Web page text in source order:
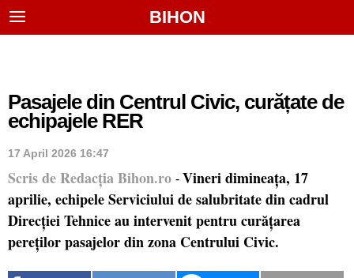
BIHON
Pasajele din Centrul Civic, curățate de
echipajele RER
17 April 2026 16:47
Scris de Redacția Bihon.ro - Vineri dimineața, 17
aprilie, echipele Serviciului de salubritate din cadrul
Direcției Tehnice au intervenit pentru curățarea
pereților pasajelor din zona Centrului Civic.